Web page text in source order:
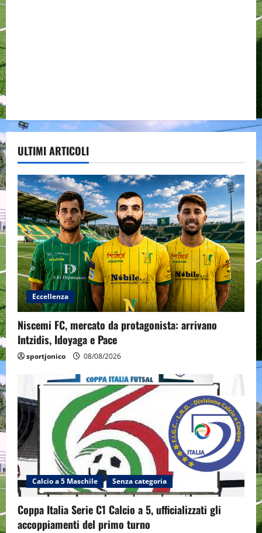
ULTIMI ARTICOLI
Eccellenza
Niscemi FC, mercato da protagonista: arrivano
Intzidis, Idoyaga e Pace
sportjonico 08/08/2026
Calcio a 5 Maschile Senza categoria
Coppa Italia Serie C1 Calcio a 5, ufficializzati gli
accoppiamenti del primo turno